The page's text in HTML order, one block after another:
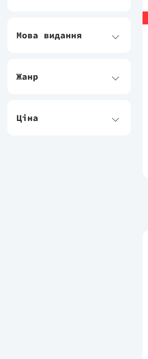
Мова видання
Жанр
Ціна